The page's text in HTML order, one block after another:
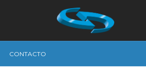
CONTACTO